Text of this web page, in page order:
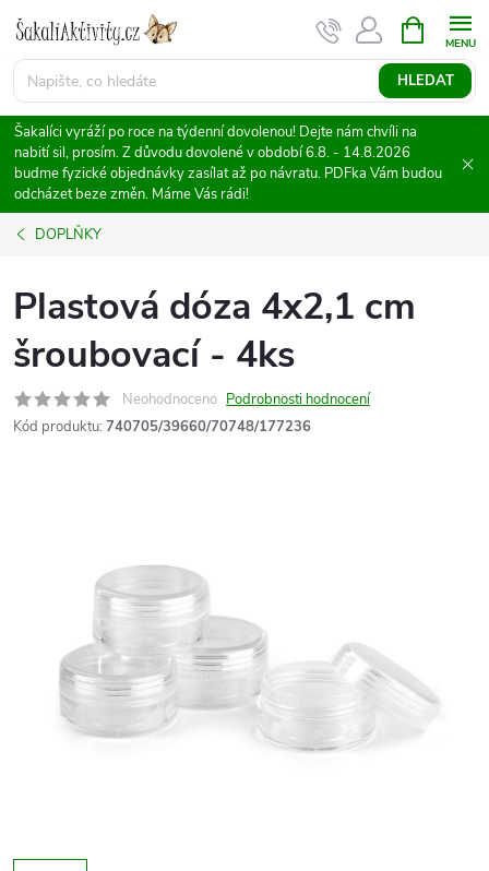
Přejít
obsah
HLEDAT
NÁKUPNÍ
KOŠÍK
Šakalíci vyráží po roce na týdenní dovolenou! Dejte nám chvíli na
nabití sil, prosím. Z důvodu dovolené v období 6.8. - 14.8.2026
budme fyzické objednávky zasílat až po návratu. PDFka Vám budou
odcházet beze změn. Máme Vás rádi!
DOPLŇKY
Plastová dóza 4x2,1 cm
šroubovací - 4ks
Neohodnoceno Podrobnosti hodnocení
Kód produktu: 740705/39660/70748/177236